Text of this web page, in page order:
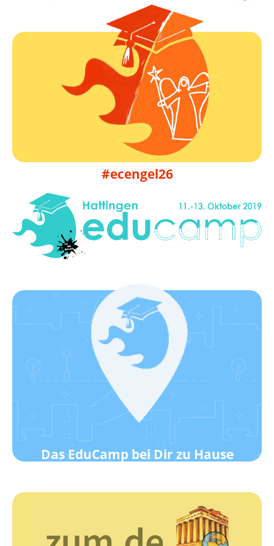
#ecengel26
EduCamp Engelskirchen 2026
09. bis 11.10.2026
Infos folgen
Das EduCamp bei Dir zu Hause
Werde ein EduCamp-Standort!
Wie das geht?
Klick hier!
zur Webseite